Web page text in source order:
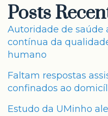
Posts
Autoridade de saúde
contínua da
humano
Faltam respostas
confinados ao
Estudo da UMinho